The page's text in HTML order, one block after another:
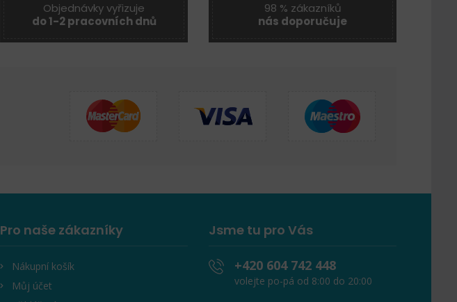
Objednávky vyřizuje
do 1-2 pracovních dnů
98 % zákazníků
nás doporučuje
Pro naše zákazníky
Nákupní košík
Můj účet
Jsme tu pro Vás
+420 604 742 448
volejte po-pá od 8:00 do 20:00